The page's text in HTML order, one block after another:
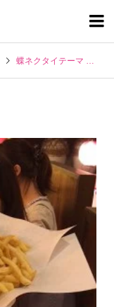

蝶ネクタイテーマ ウェディング